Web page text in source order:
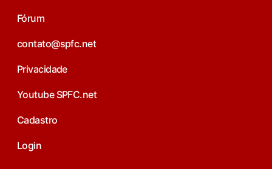
Fórum
contato@spfc.net
Privacidade
Youtube SPFC.net
Cadastro
Login